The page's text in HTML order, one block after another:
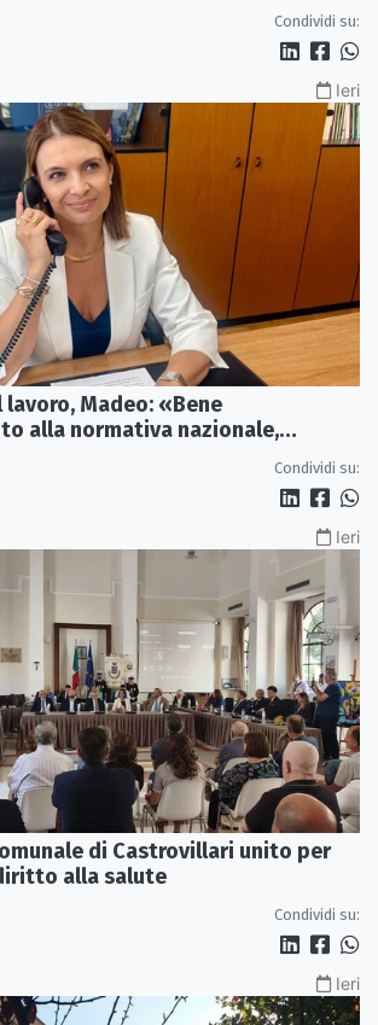
Condividi su:
Ieri
lavoro, Madeo: «Bene
alla normativa nazionale,
Condividi su:
Ieri
di Castrovillari unito per
alla salute
Condividi su:
Ieri